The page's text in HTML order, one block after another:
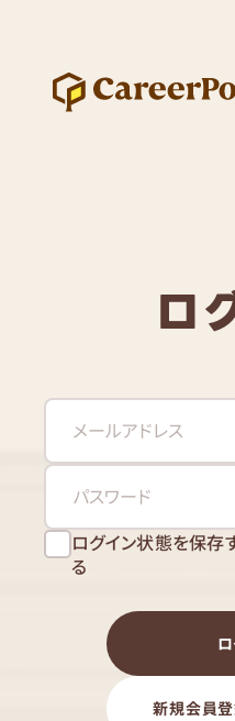
ロ
ログイン状態を保存
る
新規会員